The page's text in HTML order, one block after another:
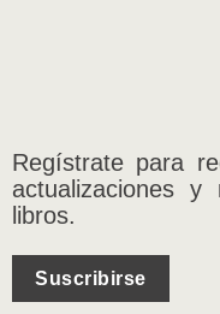
Regístrate para
actualizaciones
libros.
Suscribirse